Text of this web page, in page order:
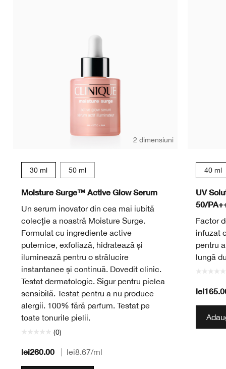
2 dimensiuni
30 ml 50 ml
Moisture Surge™ Active Glow Serum
Un serum inovator din cea mai iubită
colecție a noastră Moisture Surge.
Formulat cu ingrediente active
puternice, exfoliază, hidratează și
iluminează pentru o strălucire
instantanee și continuă. Dovedit clinic.
Testat dermatologic. Sigur pentru pielea
sensibilă. Testat pentru a nu produce
alergii. 100% fără parfum. Testat pe
toate tonurile pielii.
(0)
lei260.00 lei8.67/ml
40 ml
UV
50/
Factor
infuzat
pentru
lungă